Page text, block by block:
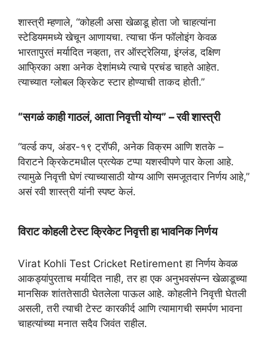
शास्त्री म्हणाले, “कोहली असा खेळाडू होता जो चाहत्यांना
स्टेडियममध्ये खेचून आणायचा. त्याचा फॅन फॉलोइंग केवळ
भारतापुरतं मर्यादित नव्हता, तर ऑस्ट्रेलिया, इंग्लंड, दक्षिण
आफ्रिका अशा अनेक देशांमध्ये त्याचे प्रचंड चाहते आहेत.
त्याच्यात ग्लोबल क्रिकेट स्टार होण्याची ताकद होती.”
“सगळं काही गाठलं, आता निवृत्ती योग्य” – रवी शास्त्री
“वर्ल्ड कप, अंडर-१९ ट्रॉफी, अनेक विक्रम आणि शतके –
विराटने क्रिकेटमधील प्रत्येक टप्पा यशस्वीपणे पार केला आहे.
त्यामुळे निवृत्ती घेणं त्याच्यासाठी योग्य आणि समजूतदार निर्णय आहे,”
असं रवी शास्त्री यांनी स्पष्ट केलं.
विराट कोहली टेस्ट क्रिकेट निवृत्ती हा भावनिक निर्णय
Virat Kohli Test Cricket Retirement हा निर्णय केवळ
आकड्यांपुरताच मर्यादित नाही, तर हा एक अनुभवसंपन्न खेळाडूच्या
मानसिक शांततेसाठी घेतलेला पाऊल आहे. कोहलीने निवृत्ती घेतली
असली, तरी त्याची टेस्ट कारकीर्द आणि त्यामागची समर्पण भावना
चाहत्यांच्या मनात सदैव जिवंत राहील.